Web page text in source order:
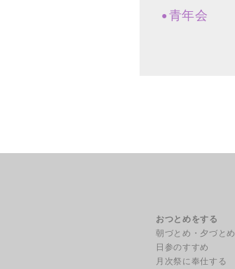
青年会
おつとめをする
朝づとめ・夕づとめ
日参のすすめ
月次祭に奉仕する